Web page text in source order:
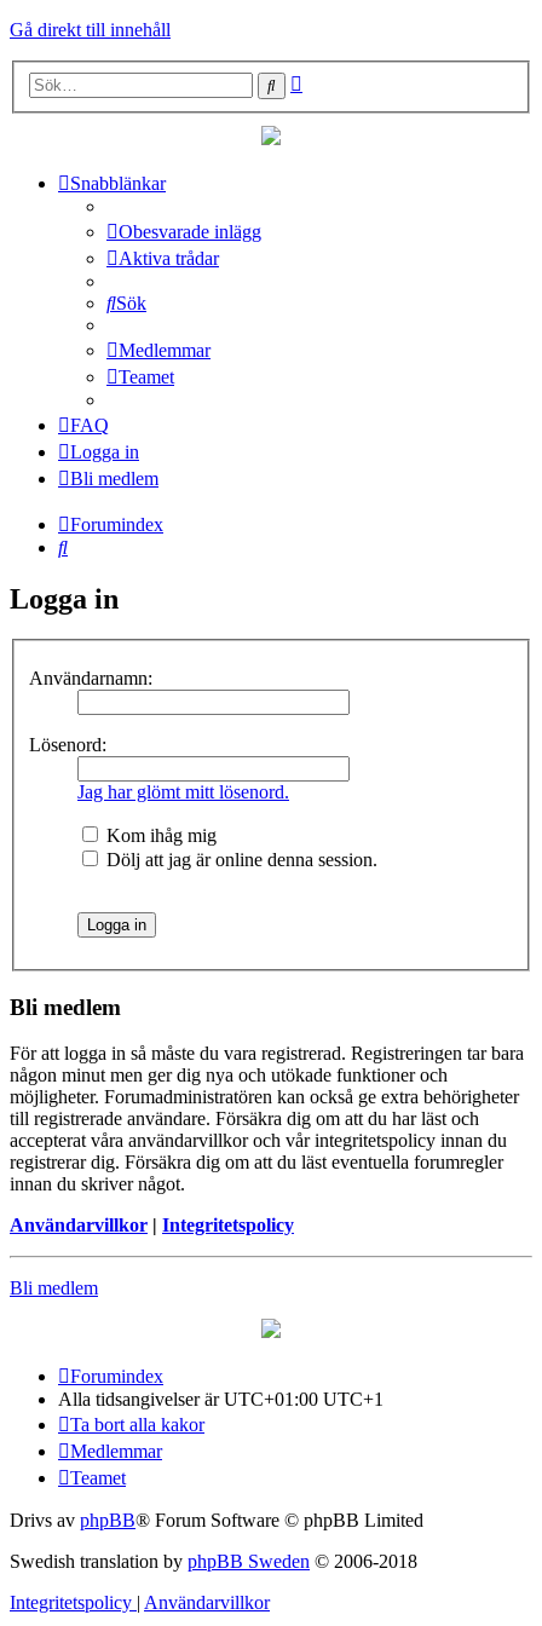
Gå direkt till innehåll
Sök
Snabblänkar
Obesvarade inlägg
Aktiva trådar
Sök
Medlemmar
Teamet
FAQ
Logga in
Bli medlem
Forumindex
Sök
Logga in
Användarnamn:
Lösenord:
Jag har glömt mitt lösenord.
Kom ihåg mig
Dölj att jag är online denna session.
Bli medlem
För att logga in så måste du vara registrerad. Registreringen tar bara
någon minut men ger dig nya och utökade funktioner och
möjligheter. Forumadministratören kan också ge extra behörigheter
till registrerade användare. Försäkra dig om att du har läst och
accepterat våra användarvillkor och vår integritetspolicy innan du
registrerar dig. Försäkra dig om att du läst eventuella forumregler
innan du skriver något.
Användarvillkor | Integritetspolicy
Bli medlem
Forumindex
Alla tidsangivelser är UTC+01:00 UTC+1
Ta bort alla kakor
Medlemmar
Teamet
Drivs av phpBB® Forum Software © phpBB Limited
Swedish translation by phpBB Sweden © 2006-2018
Integritetspolicy | Användarvillkor